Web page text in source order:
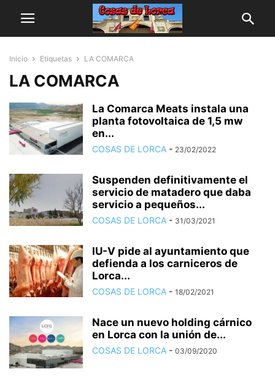
Inicio Etiquetas LA COMARCA
LA COMARCA
La Comarca Meats instala una
planta fotovoltaica de 1,5 mw
en...
COSAS DE LORCA - 23/02/2022
Suspenden definitivamente el
servicio de matadero que daba
servicio a pequeños...
COSAS DE LORCA - 31/03/2021
IU-V pide al ayuntamiento que
defienda a los carniceros de
Lorca...
COSAS DE LORCA - 18/02/2021
Nace un nuevo holding cárnico
en Lorca con la unión de...
COSAS DE LORCA - 03/09/2020